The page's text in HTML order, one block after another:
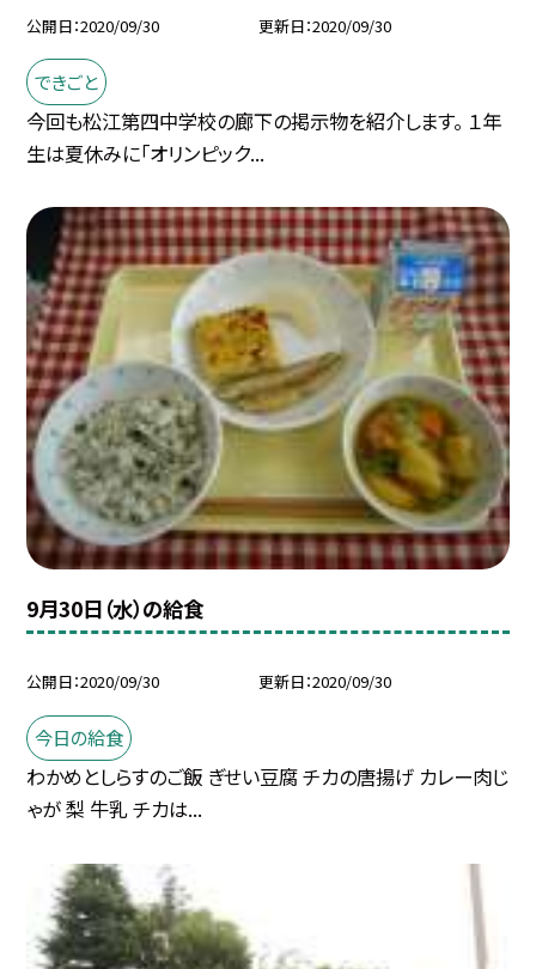
公開日 2020/09/30 更新日 2020/09/30
できごと
今回も松江第四中学校の廊下の掲示物を紹介します。 １年
生は夏休みに「オリンピック...
9月30日（水）の給食
公開日 2020/09/30 更新日 2020/09/30
今日の給食
わかめとしらすのご飯 ぎせい豆腐 チカの唐揚げ カレー肉じ
ゃが 梨 牛乳 チカは...